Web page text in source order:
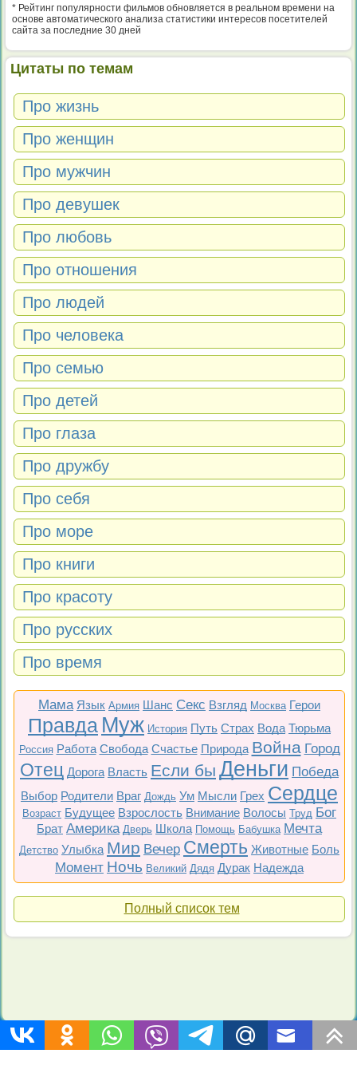
* Рейтинг популярности фильмов обновляется в реальном времени на
основе автоматического анализа статистики интересов посетителей
сайта за последние 30 дней
Цитаты по темам
Про жизнь
Про женщин
Про мужчин
Про девушек
Про любовь
Про отношения
Про людей
Про человека
Про семью
Про детей
Про глаза
Про дружбу
Про себя
Про море
Про книги
Про красоту
Про русских
Про время
Мама Язык Армия Шанс Секс Взгляд Москва Герои
Правда Муж История Путь Страх Вода Тюрьма
Россия Работа Свобода Счастье Природа Война Город
Отец Дорога Власть Если бы Деньги Победа
Выбор Родители Враг Дождь Ум Мысли Грех Сердце
Возраст Будущее Взрослость Внимание Волосы Труд Бог
Брат Америка Дверь Школа Помощь Бабушка Мечта
Детство Улыбка Мир Вечер Смерть Животные Боль
Момент Ночь Великий Дядя Дурак Надежда
Полный список тем